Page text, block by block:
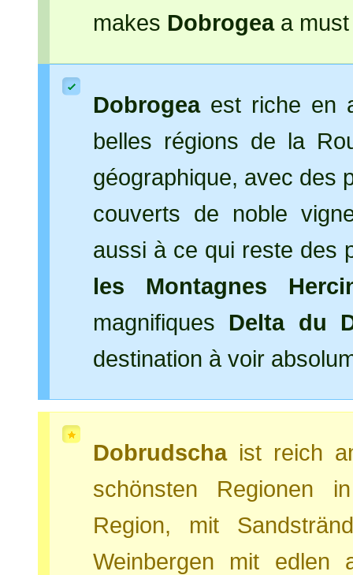
makes Dobrogeaa must
Dobrogeaest riche en
belles régions de la
géographique, avec des
couverts de noble
aussi à ce qui reste des
les Montagnes
magnifiques Delta du
destination à voir
Dobrudschaist reich
schönsten Regionen
Region, mit
Weinbergen mit edlen